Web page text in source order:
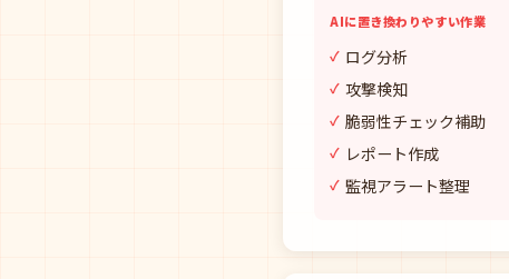
AIに置き換わりやすい作業
ログ分析
攻撃検知
脆弱性チェック補助
レポート作成
監視アラート整理